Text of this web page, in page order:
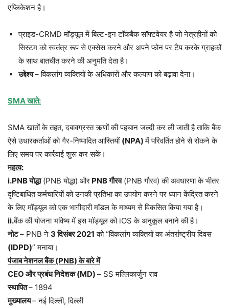
एप्लिकेशन है।
प्राइड-CRMD मॉड्यूल में बिल्ट-इन टॉकबैक सॉफ्टवेयर है जो नेत्रहीनों को
सिस्टम को स्वतंत्र रूप से एक्सेस करने और अपने फोन पर टैप करके ग्राहकों
के साथ बातचीत करने की अनुमति देता है।
उद्देश्य– विकलांग व्यक्तियों के अधिकारों और कल्याण को बढ़ावा देना।
SMA खाते:
SMA खातों के तहत, दबावग्रस्त ऋणों की पहचान जल्दी कर ली जाती है ताकि बैंक
ऐसे उधारकर्ताओं को गैर-निष्पादित आस्तियों (NPA)में परिवर्तित होने से रोकने के
लिए समय पर कार्रवाई शुरू कर सकें।
महत्व:
i.PNB योद्धा(PNB योद्धा) और PNB गौरव(PNB गौरव) की अवधारणा के भीतर
दृष्टिबाधित कर्मचारियों को उनकी प्रतिभा का उपयोग करने पर ध्यान केंद्रित करने
के लिए मॉड्यूल को एक भागीदारी मॉडल के माध्यम से विकसित किया गया है।
ii.बैंक की योजना भविष्य में इस मॉड्यूल को iOS के अनुकूल बनाने की है।
नोट– PNB ने 3 दिसंबर 2021 को “विकलांग व्यक्तियों का अंतर्राष्ट्रीय दिवस
(IDPD)” मनाया।
पंजाब नेशनल बैंक (PNB) के बारे में
CEO और प्रबंध निदेशक (MD) – SS मल्लिकार्जुन राव
स्थापित– 1894
मुख्यालय– नई दिल्ली, दिल्ली